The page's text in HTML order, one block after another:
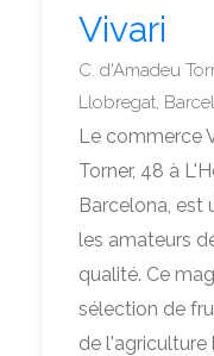
Vivari
C. d'Amadeu
Llobregat,
Le commerce
Torner, 48 à
Barcelona, est
les amateurs
qualité. Ce
sélection de
de l'agriculture